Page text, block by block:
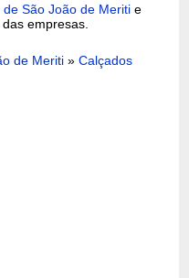
São João de Meriti e
empresas.
de Meriti »Calçados